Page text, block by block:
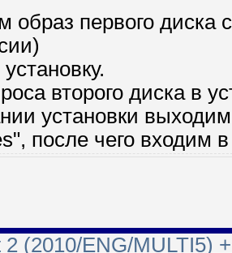
образ первого
второго диска в
установки
после чего входим